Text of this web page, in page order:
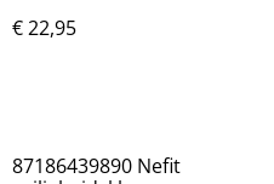
€ 22,95
87186439890 Nefit